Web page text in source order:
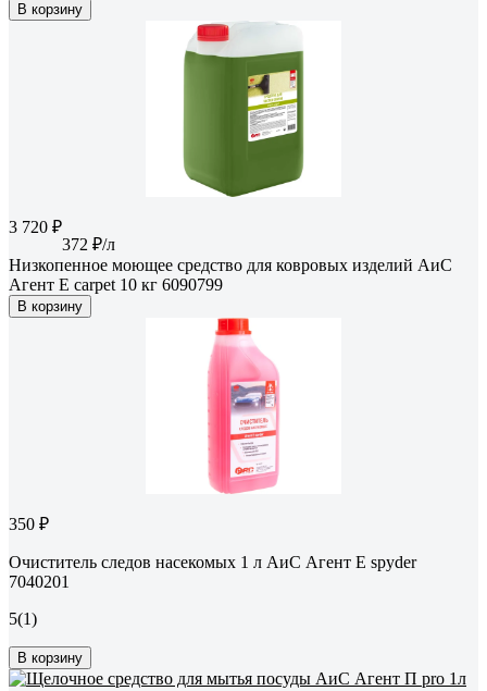
В корзину
3 720 ₽
372 ₽/л
Низкопенное моющее средство для ковровых изделий АиС
Агент E carpet 10 кг 6090799
В корзину
350 ₽
Очиститель следов насекомых 1 л АиС Агент Е spyder
7040201
5(1)
В корзину